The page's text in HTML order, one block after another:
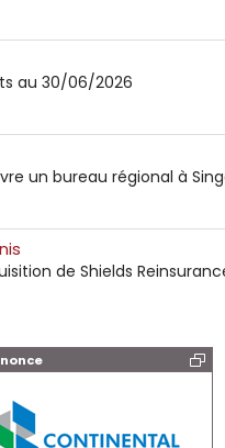
au 30/06/2026
un bureau régional à
de Shields